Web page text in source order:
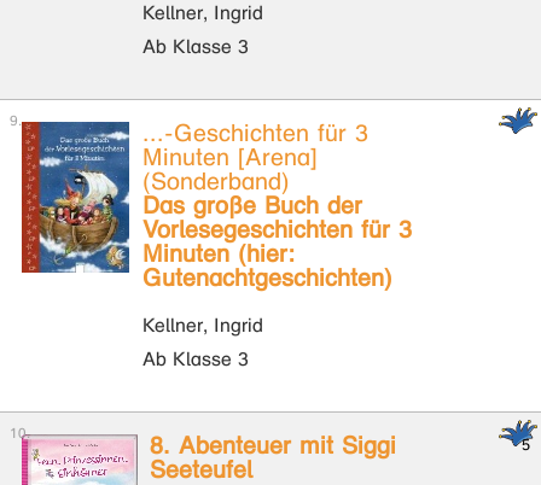
Kellner, Ingrid
Ab Klasse 3
...-Geschichten für 3
Minuten [Arena]
(Sonderband)
Das große Buch der
Vorlesegeschichten für 3
Minuten (hier:
Gutenachtgeschichten)
Kellner, Ingrid
Ab Klasse 3
8. Abenteuer mit Siggi
Seeteufel